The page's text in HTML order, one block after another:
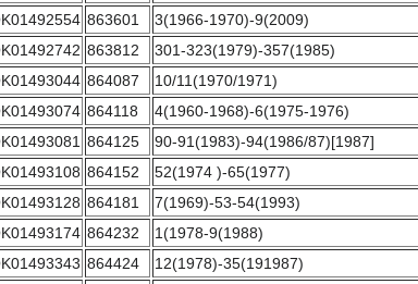
863601
3(1966-1970)-9(2009)
863812
301-323(1979)-357(1985)
864087
10/11(1970/1971)
864118
4(1960-1968)-6(1975-1976)
864125
90-91(1983)-94(1986/87)[1987]
864152
52(1974 )-65(1977)
864181
7(1969)-53-54(1993)
864232
1(1978-9(1988)
864424
12(1978)-35(191987)